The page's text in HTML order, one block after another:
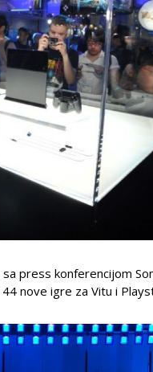
press konferencijom
nove igre za Vitu i